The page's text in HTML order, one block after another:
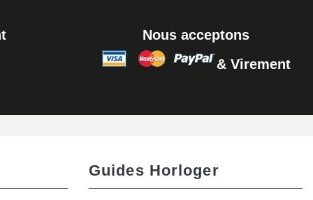
Nous acceptons
& Virement
Guides Horloger